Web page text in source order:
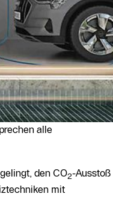
alle
den CO2-Ausstoß
mit